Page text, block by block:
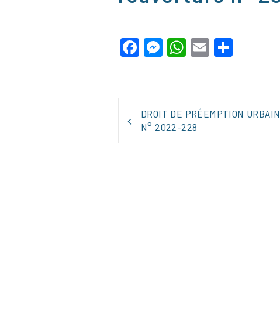
Facebook
Messenger
WhatsApp
Email
NAVIGATION
DE
L’ARTICLE
DROIT DE PRÉEMPTION URBAIN
N° 2022-228